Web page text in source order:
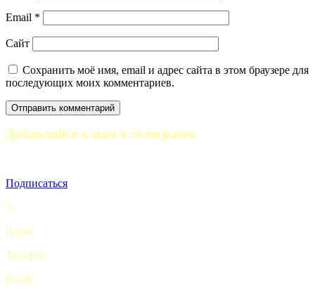
Email *
Сайт
Сохранить моё имя, email и адрес сайта в этом браузере для
последующих моих комментариев.
Добавляйся к нам в телеграмм
Подписаться
©
Адрес
Телефон:
Email: